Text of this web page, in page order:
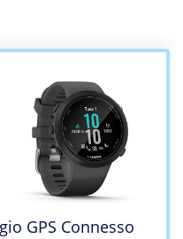
GPS Connesso